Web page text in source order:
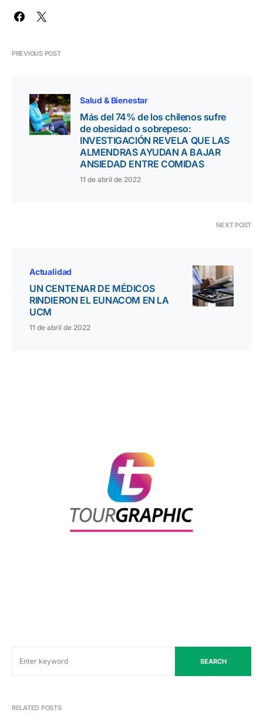
PREVIOUS POST
Salud & Bienestar
Más del 74% de los chilenos sufre
de obesidad o sobrepeso:
INVESTIGACIÓN REVELA QUE LAS
ALMENDRAS AYUDAN A BAJAR
ANSIEDAD ENTRE COMIDAS
11 de abril de 2022
NEXT POST
Actualidad
UN CENTENAR DE MÉDICOS
RINDIERON EL EUNACOM EN LA
UCM
11 de abril de 2022
SEARCH
RELATED POSTS